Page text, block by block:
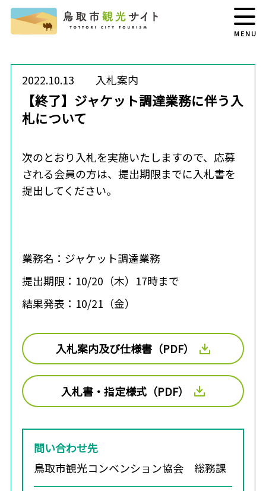
MENU
【終了】ジャケット調達業務に伴う入
札について
2022.10.13 入札案内
次のとおり入札を実施いたしますので、応募
される会員の方は、提出期限までに入札書を
提出してください。
業務名：ジャケット調達業務
提出期限：10/20（木）17時まで
結果発表：10/21（金）
入札案内及び仕様書（PDF）
入札書・指定様式（PDF）
問い合わせ先
鳥取市観光コンベンション協会 総務課